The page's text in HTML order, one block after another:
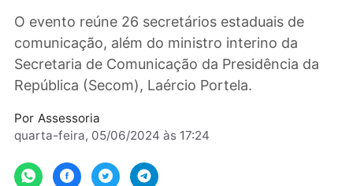
O evento reúne 26 secretários estaduais de
comunicação, além do ministro interino da
Secretaria de Comunicação da Presidência
República (Secom), Laércio Portela.
quarta-feira, 05/06/2024 às 17:24